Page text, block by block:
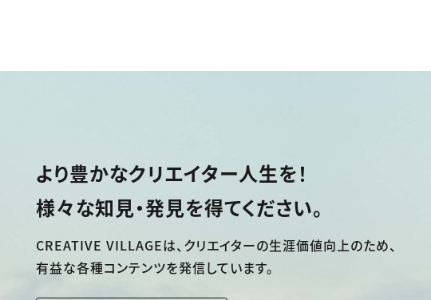
より豊かなクリエイター人生を！
様々な知見・発見を得てください。
CREATIVE VILLAGEは、 クリエイターの生涯価値向上のため、
有益な各種コンテンツを発信しています。